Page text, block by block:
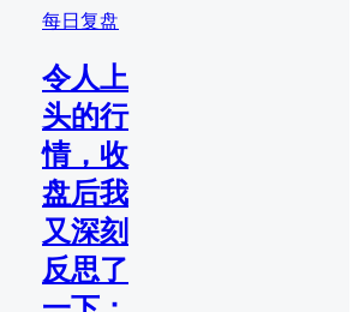
每日复盘
令人上
头的行
情，收
盘后我
又深刻
反思了